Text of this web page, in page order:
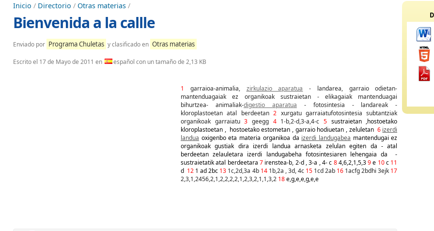
Inicio / Directorio / Otras materias /
Bienvenida a la callle
Enviado por Programa Chuletas y clasificado en Otras materias
Escrito el 17 de Mayo de 2011 en español con un tamaño de 2,13 KB
1 garraioa-animalia, zirkulazio aparatua - landarea, garraio odietan-
mantenduagaiak ez organikoak sustraietan - elikagaiak mantenduagai
bihurtzea- animaliak-digestio aparatua - fotosintesia - landareak -
kloroplastoetan atal berdeetan2 xurgatu garraiatufotosintesia subtantziak
organikoak garraiatu3 geegg 41-b,2-d,3-a,4-c5 sustraietan ,hostoetako
kloroplastoetan , hostoetako estometan , garraio hodiuetan , zeluletan 6 izerdi
landua oxigenbo eta materia organikoa da izerdi landugabea mantendugai ez
organikoak gustiak dira izerdi landua arnasketa zelulan egiten da - atal
berdeetan zelauletara izerdi landugabeha fotosintesiaren lehengaia da -
sustraietatik atal berdeetara 7irenstea-b, 2-d , 3-a , 4- c 84,6,2,1,5,39e 10c 11
d 12 1 ad 2bc 13 1c,2d,3a 4b 14 1b,2a , 3d, 4c 151cd 2ab 16 1acfg 2bdhi 3ejk 17
2,3,1,2456,2,1,2,2,2,2,1,2,3,2,1,1,3,2 18e,g,e,e,g,e,e